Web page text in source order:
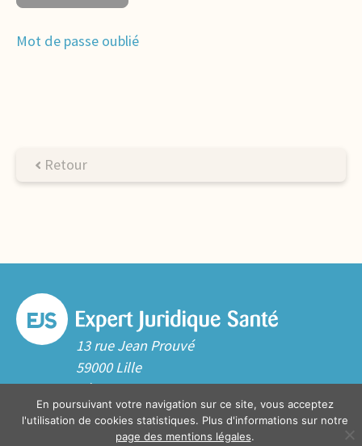
Mot de passe oublié
Retour
13 rue Jean Prouvé
59000 Lille
Tél. 03 20 06 70 10
Contact
En poursuivant votre navigation sur ce site, vous acceptez
l'utilisation de cookies statistiques. Plus d'informations sur notre
page des mentions légales.